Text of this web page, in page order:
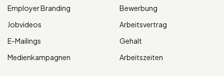
Employer Branding
Jobvideos
E-Mailings
Medienkampagnen
Bewerbung
Arbeitsvertrag
Gehalt
Arbeitszeiten